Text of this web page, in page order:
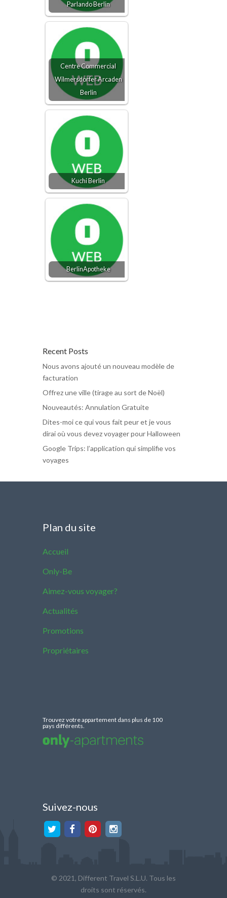
Parlando Berlin
Centre Commercial
Wilmersdorfer Arcaden
Berlin
Kuchi Berlin
BerlinApotheke
Recent Posts
Nous avons ajouté un nouveau modèle de
facturation
Offrez une ville (tirage au sort de Noël)
Nouveautés: Annulation Gratuite
Dites-moi ce qui vous fait peur et je vous
dirai où vous devez voyager pour Halloween
Google Trips: l’application qui simplifie vos
voyages
Plan du site
Accueil
Only-Be
Aimez-vous voyager?
Actualités
Promotions
Propriétaires
Trouvez votre appartement dans plus de 100
pays différents.
Suivez-nous
© 2021, Different Travel S.L.U. Tous les
droits sont réservés.